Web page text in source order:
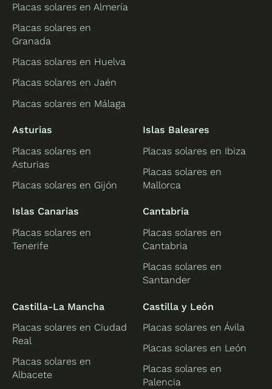
Placas solares en Almería
Placas solares en
Granada
Placas solares en Huelva
Placas solares en Jaén
Placas solares en Málaga
Asturias
Placas solares en
Asturias
Placas solares en Gijón
Islas Baleares
Placas solares en Ibiza
Placas solares en
Mallorca
Islas Canarias
Placas solares en
Tenerife
Cantabria
Placas solares en
Cantabria
Placas solares en
Santander
Castilla-La Mancha
Placas solares en Ciudad
Real
Placas solares en
Albacete
Castilla y León
Placas solares en Ávila
Placas solares en León
Placas solares en
Palencia